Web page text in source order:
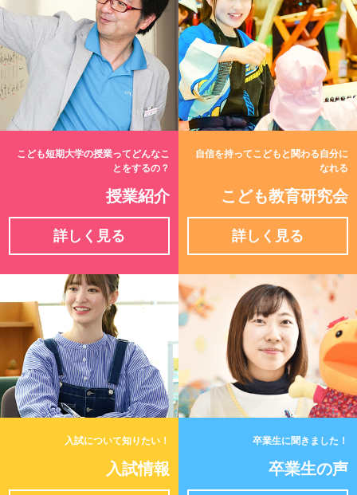
こども短期大学の授業ってどんなこ
とをするの？
授業紹介
詳しく見る
自信を持ってこどもと関わる自分に
なれる
こども教育研究会
詳しく見る
入試について知りたい！
入試情報
卒業生に聞きました！
卒業生の声